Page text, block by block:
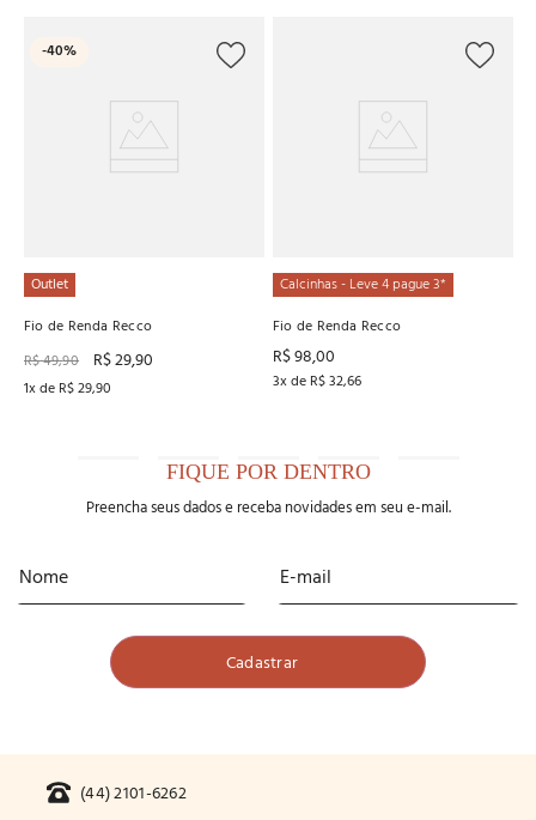
-40%
Outlet
Fio de Renda Recco
R$49,90 R$29,90
1x de R$29,90
Calcinhas - Leve 4 pague 3*
Fio de Renda Recco
R$98,00
3x de R$32,66
FIQUE POR DENTRO
Preencha seus dados e receba novidades em seu e-mail.
(44) 2101-6262